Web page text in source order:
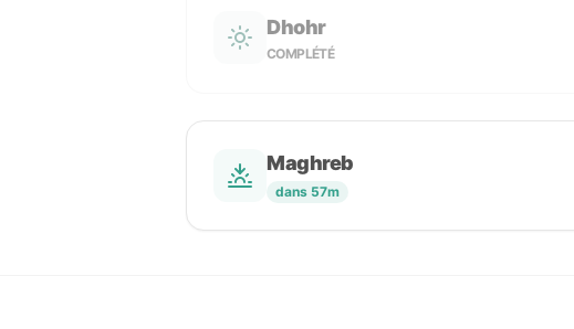
Dhohr
COMPLÉTÉ
Maghreb
dans 57m